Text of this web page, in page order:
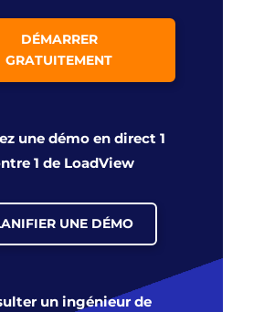
DÉMARRER
GRATUITEMENT
une démo en direct 1
1 de LoadView
UNE DÉMO
un ingénieur de